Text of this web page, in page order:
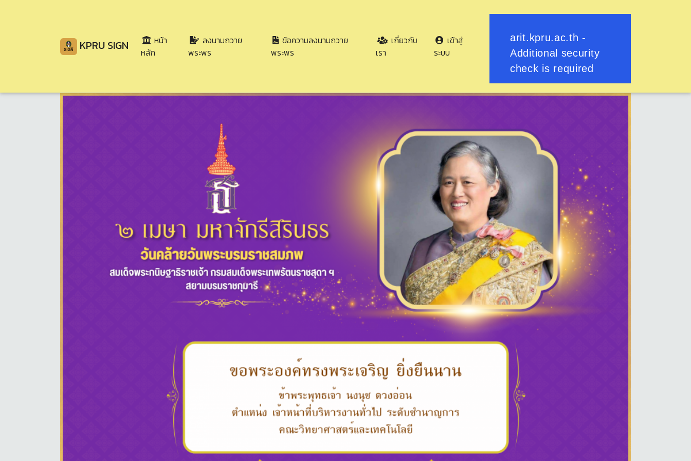
KPRU SIGN
หน้า
หลัก
ลงนามถวาย
พระพร
ข้อความลงนามถวาย
พระพร
เกี่ยวกับ
เรา
เข้าสู่
ระบบ
ย้อนกลับ